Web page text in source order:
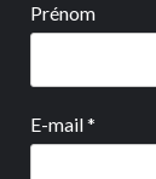
Prénom
E-mail*